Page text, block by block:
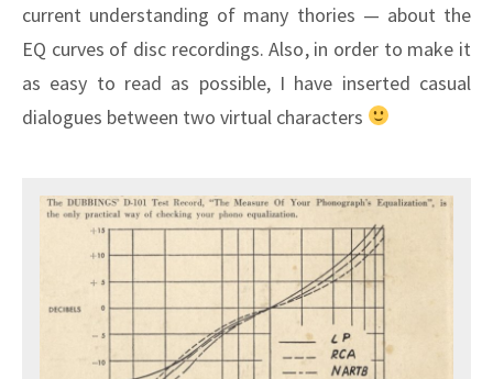
current understanding of many thories — about the
EQ curves of disc recordings. Also, in order to make it
as easy to read as possible, I have inserted casual
dialogues between two virtual characters